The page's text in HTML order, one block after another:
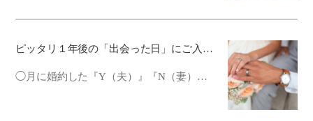
ピッタリ１年後の「出会った日」にご入籍。
◯月に婚約した『Y（夫）』『N（妻）…